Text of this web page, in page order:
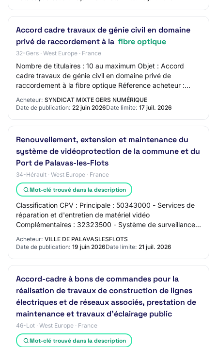
Accord cadre travaux de génie civil en domaine
privé de raccordement à la fibre optique
32-Gers · West Europe · France
Nombre de titulaires : 10 au maximum Objet : Accord
cadre travaux de génie civil en domaine privé de
raccordement à la fibre optique Réference acheteur :
2026-GC PRIVE Type de marché : Travaux Procéd…
Acheteur: SYNDICAT MIXTE GERS NUMÉRIQUE
Date de publication: 22 juin 2026Date limite: 17 juil. 2026
Renouvellement, extension et maintenance du
système de vidéoprotection de la commune et du
Port de Palavas-les-Flots
34-Hérault · West Europe · France
Mot-clé trouvé dans la description
Classification CPV : Principale : 50343000 - Services de
réparation et d'entretien de matériel vidéo
Complémentaires : 32323500 - Système de surveillance
Acheteur: VILLE DE PALAVASLESFLOTS
Date de publication: 19 juin 2026Date limite: 21 juil. 2026
Accord-cadre à bons de commandes pour la
réalisation de travaux de construction de lignes
électriques et de réseaux associés, prestation de
maintenance et travaux d'éclairage public
46-Lot · West Europe · France
Mot-clé trouvé dans la description